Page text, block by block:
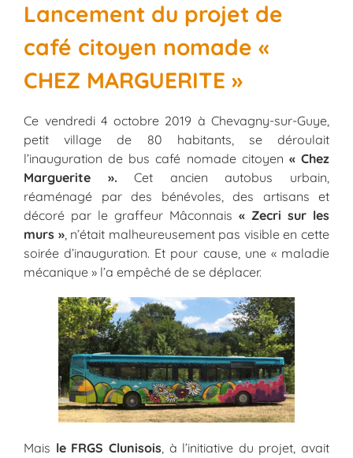
Lancement du projet de
café citoyen nomade «
CHEZ MARGUERITE »
Ce vendredi 4 octobre 2019 à Chevagny-sur-Guye,
petit village de 80 habitants, se déroulait
l’inauguration de bus café nomade citoyen « Chez
Marguerite ». Cet ancien autobus urbain,
réaménagé par des bénévoles, des artisans et
décoré par le graffeur Mâconnais « Zecri sur les
murs », n’était malheureusement pas visible en cette
soirée d’inauguration. Et pour cause, une « maladie
mécanique » l’a empêché de se déplacer.
Mais le FRGS Clunisois, à l’initiative du projet, avait